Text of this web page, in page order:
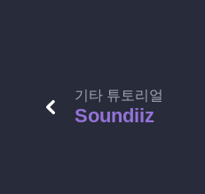
기타 튜토리얼
Soundiiz